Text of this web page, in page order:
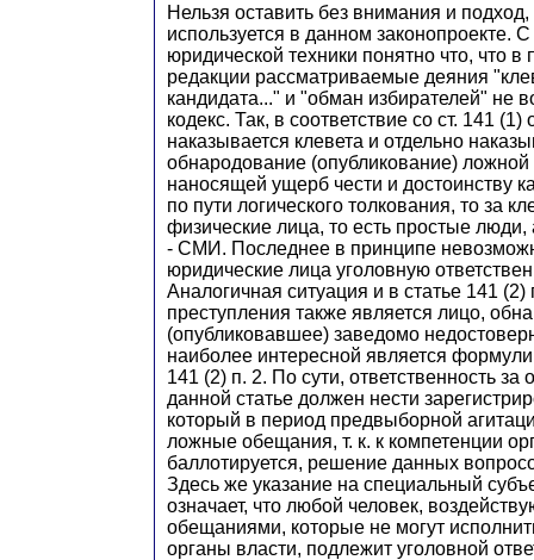
Нельзя оставить без внимания и
используется в данном законопроекте. С
юридической техники понятно что, что
редакции рассматриваемые деяния
кандидата..." и "обман избирателей" не
кодекс. Так, в соответствие со ст. 141 (1)
наказывается клевета и отдельно
обнародование (опубликование)
наносящей ущерб чести и достоинству
по пути логического толкования, то за
физические лица, то есть простые
- СМИ. Последнее в принципе
юридические лица уголовную
Аналогичная ситуация и в статье 141 (2)
преступления также является лицо,
(опубликовавшее) заведомо
наиболее интересной является
141 (2) п. 2. По сути, ответственность за
данной статье должен нести
который в период предвыборной
ложные обещания, т. к. к компетенции
баллотируется, решение данных
Здесь же указание на специальный
означает, что любой человек,
обещаниями, которые не могут
органы власти, подлежит уголовной